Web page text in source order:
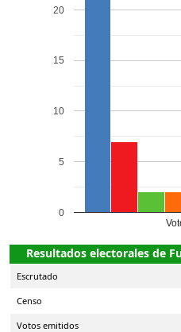
0
5
10
15
20
Resultados electorales de
Escrutado
Censo
Votos emitidos